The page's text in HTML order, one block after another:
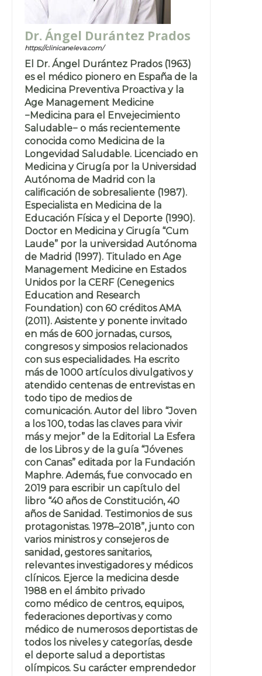
Dr. Ángel Durántez Prados
https://clinicaneleva.com/
El Dr. Ángel Durántez Prados (1963)
es el médico pionero en España de la
Medicina Preventiva Proactiva y la
Age Management Medicine
−Medicina para el Envejecimiento
Saludable− o más recientemente
conocida como Medicina de la
Longevidad Saludable. Licenciado en
Medicina y Cirugía por la Universidad
Autónoma de Madrid con la
calificación de sobresaliente (1987).
Especialista en Medicina de la
Educación Física y el Deporte (1990).
Doctor en Medicina y Cirugía “Cum
Laude” por la universidad Autónoma
de Madrid (1997). Titulado en Age
Management Medicine en Estados
Unidos por la CERF (Cenegenics
Education and Research
Foundation) con 60 créditos AMA
(2011). Asistente y ponente invitado
en más de 600 jornadas, cursos,
congresos y simposios relacionados
con sus especialidades. Ha escrito
más de 1000 artículos divulgativos y
atendido centenas de entrevistas en
todo tipo de medios de
comunicación. Autor del libro “Joven
a los 100, todas las claves para vivir
más y mejor” de la Editorial La Esfera
de los Libros y de la guía “Jóvenes
con Canas” editada por la Fundación
Maphre. Además, fue convocado en
2019 para escribir un capítulo del
libro “40 años de Constitución, 40
años de Sanidad. Testimonios de sus
protagonistas. 1978–2018”, junto con
varios ministros y consejeros de
sanidad, gestores sanitarios,
relevantes investigadores y médicos
clínicos. Ejerce la medicina desde
1988 en el ámbito privado
como médico de centros, equipos,
federaciones deportivas y como
médico de numerosos deportistas de
todos los niveles y categorías, desde
el deporte salud a deportistas
olímpicos. Su carácter emprendedor